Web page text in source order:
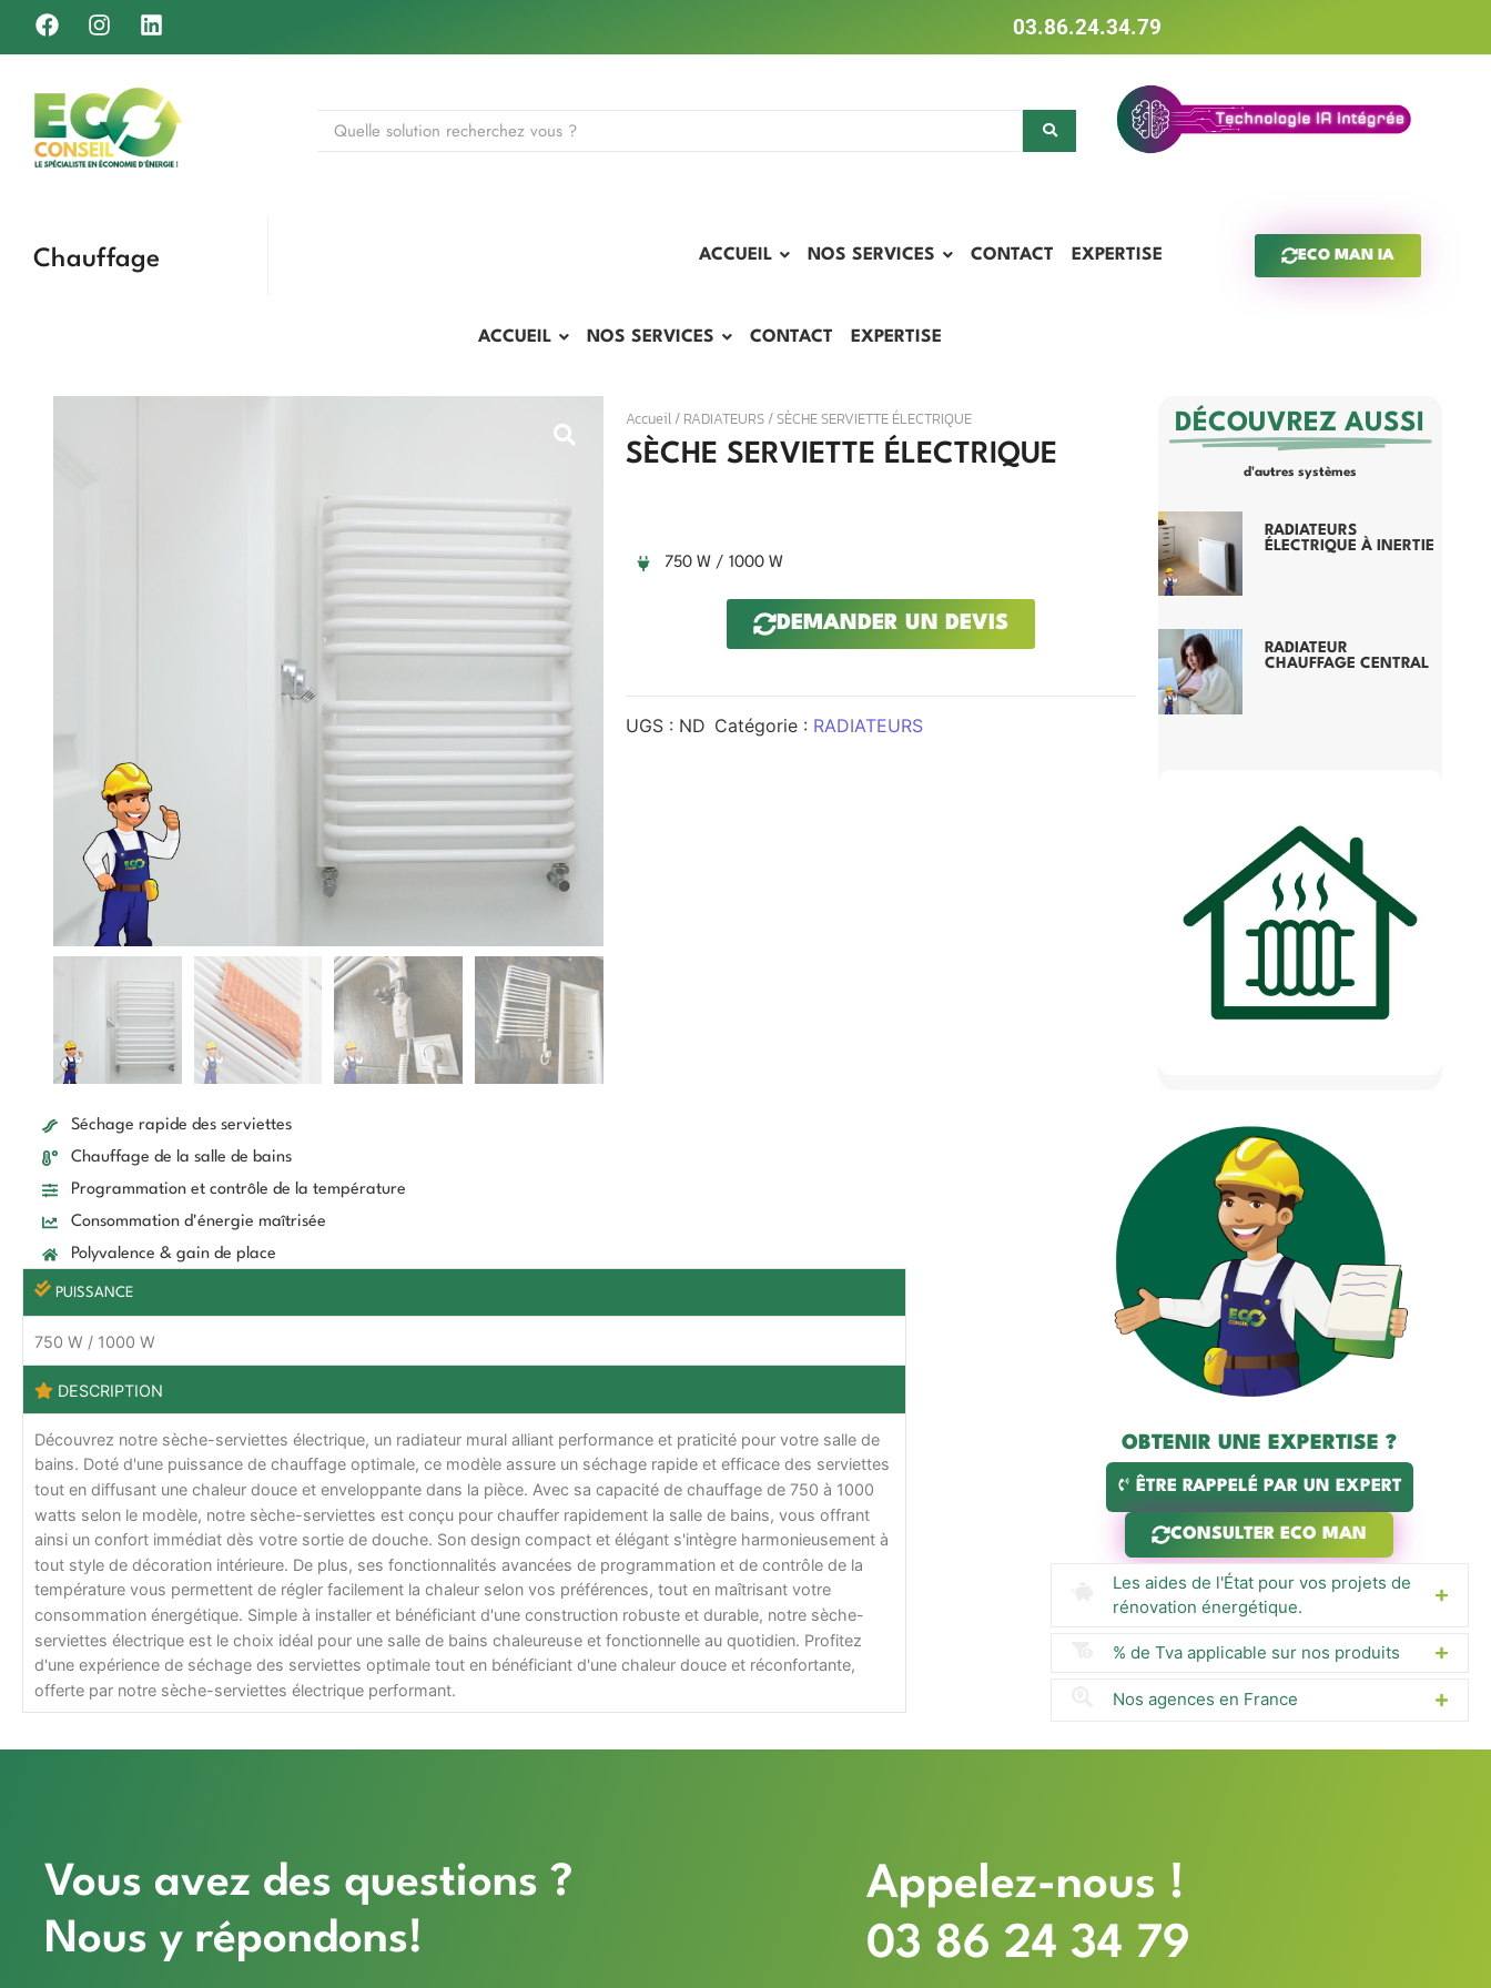
03.86.24.34.79
Chauffage ACCUEIL NOS SERVICES CONTACT EXPERTISE ECO MAN IA
ACCUEIL NOS SERVICES CONTACT EXPERTISE
Accueil/ RADIATEURS/ SÈCHE SERVIETTE ÉLECTRIQUE
SÈCHE SERVIETTE ÉLECTRIQUE
750 W / 1000 W
DEMANDER UN DEVIS
UGS : ND Catégorie : RADIATEURS
DÉCOUVREZ AUSSI
d'autres systèmes
RADIATEURS
ÉLECTRIQUE À INERTIE
RADIATEUR
CHAUFFAGE CENTRAL
Séchage rapide des serviettes
Chauffage de la salle de bains
Programmation et contrôle de la température
Consommation d'énergie maîtrisée
Polyvalence & gain de place
PUISSANCE
750 W / 1000 W
DESCRIPTION
Découvrez notre sèche-serviettes électrique, un radiateur mural alliant performance et praticité pour votre salle de
bains. Doté d'une puissance de chauffage optimale, ce modèle assure un séchage rapide et efficace des serviettes
tout en diffusant une chaleur douce et enveloppante dans la pièce. Avec sa capacité de chauffage de 750 à 1000
watts selon le modèle, notre sèche-serviettes est conçu pour chauffer rapidement la salle de bains, vous offrant
ainsi un confort immédiat dès votre sortie de douche. Son design compact et élégant s'intègre harmonieusement à
tout style de décoration intérieure. De plus, ses fonctionnalités avancées de programmation et de contrôle de la
température vous permettent de régler facilement la chaleur selon vos préférences, tout en maîtrisant votre
consommation énergétique. Simple à installer et bénéficiant d'une construction robuste et durable, notre sèche-
serviettes électrique est le choix idéal pour une salle de bains chaleureuse et fonctionnelle au quotidien. Profitez
d'une expérience de séchage des serviettes optimale tout en bénéficiant d'une chaleur douce et réconfortante,
offerte par notre sèche-serviettes électrique performant.
OBTENIR UNE EXPERTISE ?
ÊTRE RAPPELÉ PAR UN EXPERT
CONSULTER ECO MAN
Les aides de l'État pour vos projets de
rénovation énergétique.
% de Tva applicable sur nos produits
Nos agences en France
Vous avez des questions ?
Nous y répondons!
Appelez-nous !
03 86 24 34 79